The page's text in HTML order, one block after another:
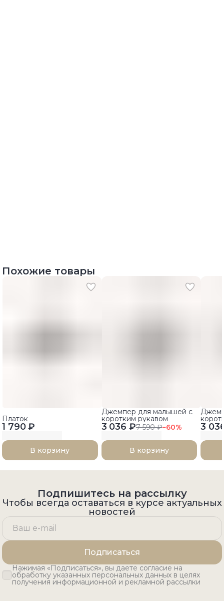
Похожие товары
1 790 ₽
Платок
В корзину
3 036 ₽7 590 ₽−60%
Джемпер для малышей с
коротким рукавом
В корзину
3
Подпишитесь на рассылку
Чтобы всегда оставаться в курсе актуальных
новостей
Подписаться
Нажимая «Подписаться», вы даете согласие на
обработку указанных персональных данных в целях
получения информационной и рекламной рассылки